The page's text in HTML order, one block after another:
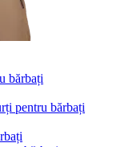
bărbați
pentru bărbați